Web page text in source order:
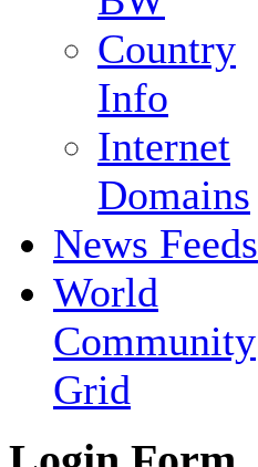
Country
Info
Internet
Domains
News Feeds
World
Community
Grid